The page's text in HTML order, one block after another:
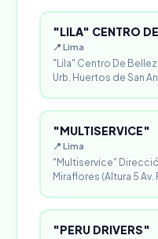
"LILA" CENTRO
📍 Lima
"Lila" Centro De
Urb. Huertos de San
"MULTISERVICE"
📍 Lima
"Multiservice"
Miraflores (Altura 5 Av.
"PERU DRIVERS"